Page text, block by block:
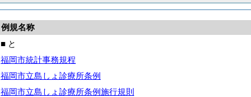
例規名称
■ と
福岡市統計事務規程
福岡市立島しょ診療所条例
福岡市立島しょ診療所条例施行規則